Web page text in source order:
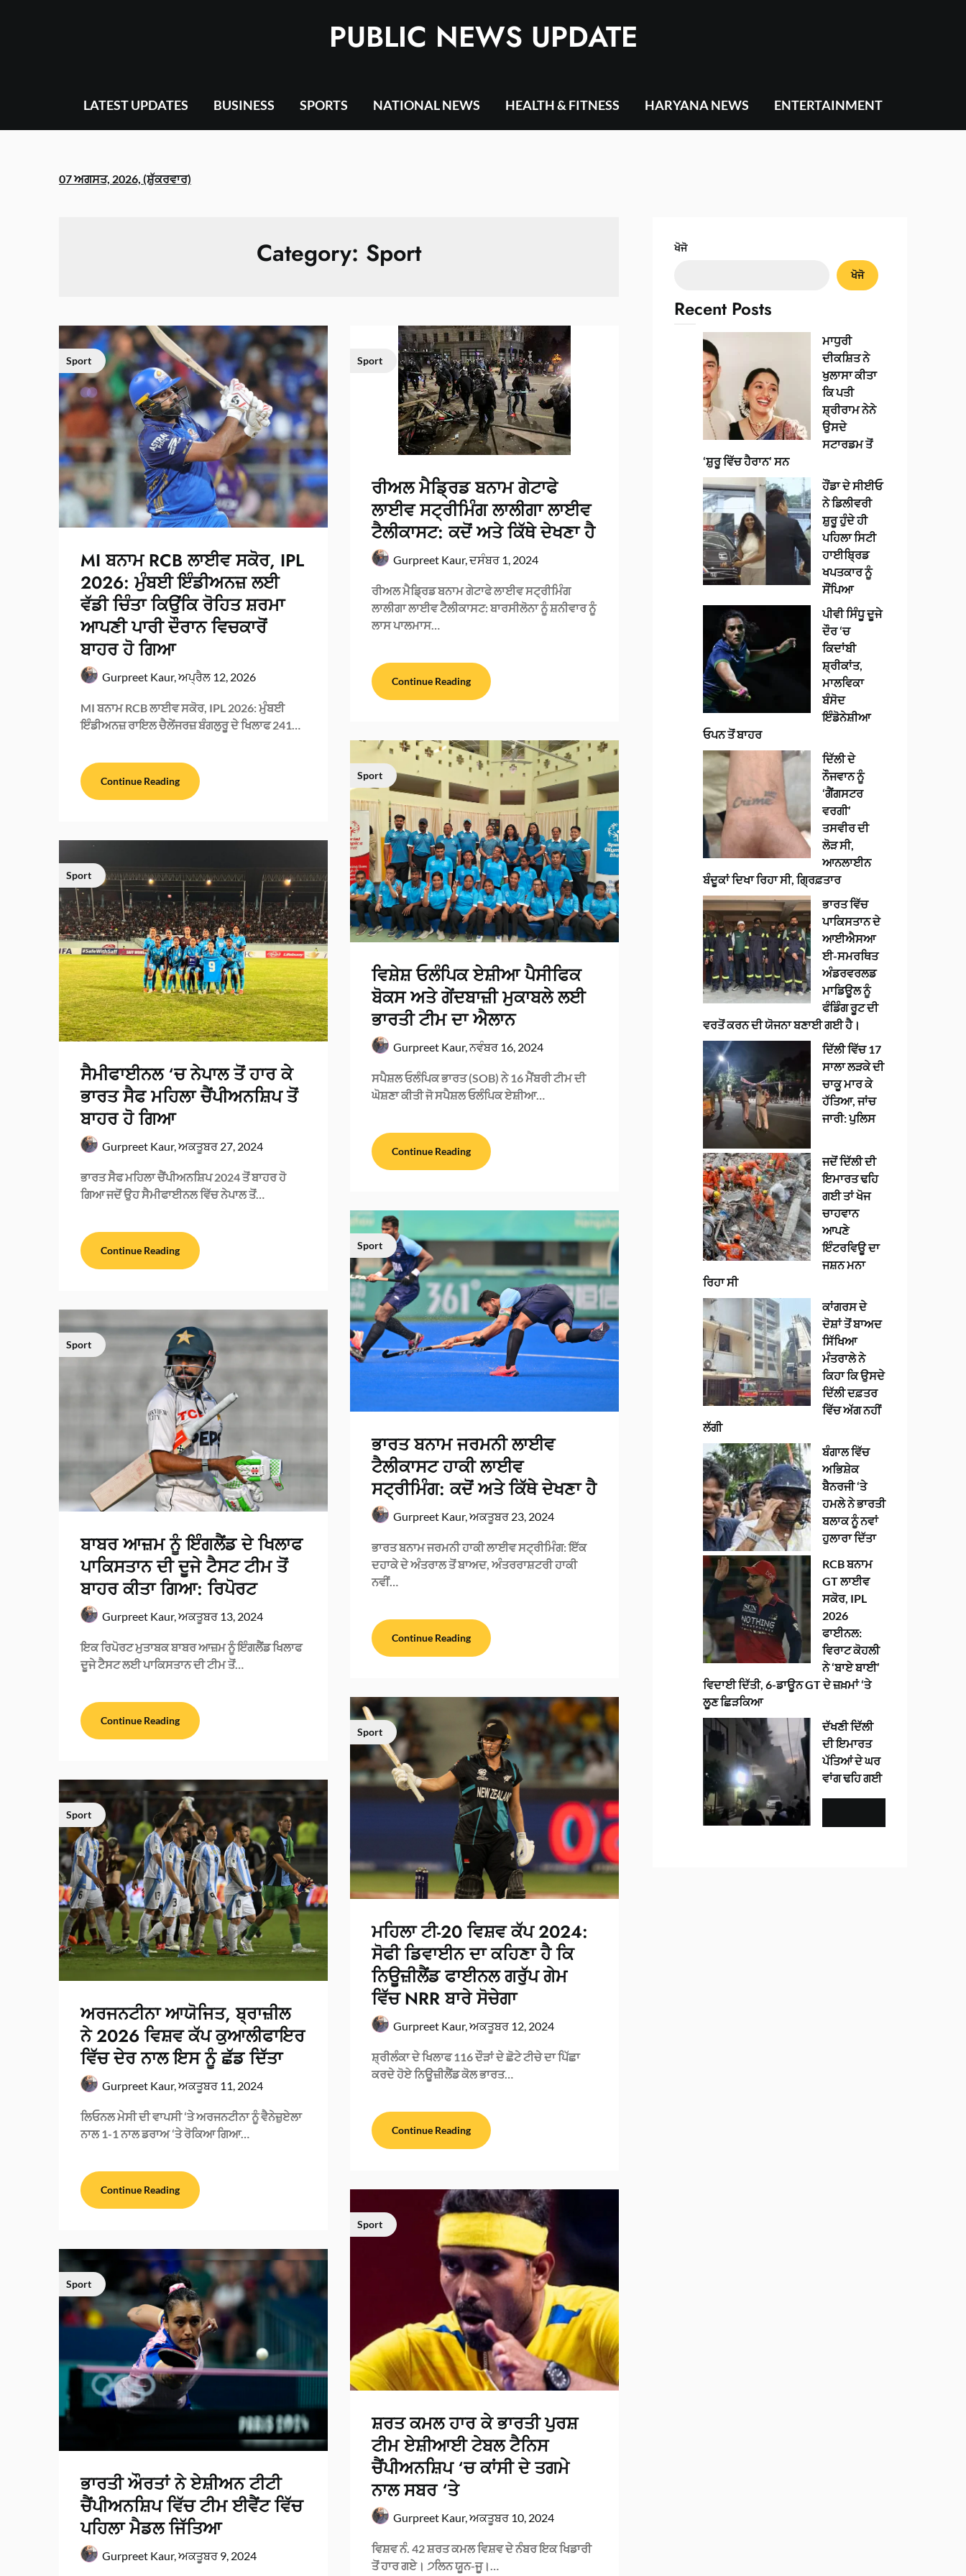
PUBLIC NEWS UPDATE
LATEST UPDATES BUSINESS SPORTS NATIONAL NEWS HEALTH & FITNESS HARYANA NEWS ENTERTAINMENT
07 ਅਗਸਤ, 2026, (ਸ਼ੁੱਕਰਵਾਰ)
Category: Sport
Sport
MI ਬਨਾਮ RCB ਲਾਈਵ ਸਕੋਰ, IPL
2026: ਮੁੰਬਈ ਇੰਡੀਅਨਜ਼ ਲਈ
ਵੱਡੀ ਚਿੰਤਾ ਕਿਉਂਕਿ ਰੋਹਿਤ ਸ਼ਰਮਾ
ਆਪਣੀ ਪਾਰੀ ਦੌਰਾਨ ਵਿਚਕਾਰੋਂ
ਬਾਹਰ ਹੋ ਗਿਆ
Gurpreet Kaur, ਅਪ੍ਰੈਲ 12, 2026
MI ਬਨਾਮ RCB ਲਾਈਵ ਸਕੋਰ, IPL 2026: ਮੁੰਬਈ
ਇੰਡੀਅਨਜ਼ ਰਾਇਲ ਚੈਲੇਂਜਰਜ਼ ਬੰਗਲੁਰੂ ਦੇ ਖਿਲਾਫ 241…
Continue Reading
Sport
ਸੈਮੀਫਾਈਨਲ ‘ਚ ਨੇਪਾਲ ਤੋਂ ਹਾਰ ਕੇ
ਭਾਰਤ ਸੈਫ ਮਹਿਲਾ ਚੈਂਪੀਅਨਸ਼ਿਪ ਤੋਂ
ਬਾਹਰ ਹੋ ਗਿਆ
Gurpreet Kaur,ਅਕਤੂਬਰ 27, 2024
ਭਾਰਤ ਸੈਫ ਮਹਿਲਾ ਚੈਂਪੀਅਨਸ਼ਿਪ 2024 ਤੋਂ ਬਾਹਰ ਹੋ
ਗਿਆ ਜਦੋਂ ਉਹ ਸੈਮੀਫਾਈਨਲ ਵਿੱਚ ਨੇਪਾਲ ਤੋਂ…
Continue Reading
Sport
ਬਾਬਰ ਆਜ਼ਮ ਨੂੰ ਇੰਗਲੈਂਡ ਦੇ ਖਿਲਾਫ
ਪਾਕਿਸਤਾਨ ਦੀ ਦੂਜੇ ਟੈਸਟ ਟੀਮ ਤੋਂ
ਬਾਹਰ ਕੀਤਾ ਗਿਆ: ਰਿਪੋਰਟ
Gurpreet Kaur, ਅਕਤੂਬਰ 13, 2024
ਇਕ ਰਿਪੋਰਟ ਮੁਤਾਬਕ ਬਾਬਰ ਆਜ਼ਮ ਨੂੰ ਇੰਗਲੈਂਡ ਖਿਲਾਫ
ਦੂਜੇ ਟੈਸਟ ਲਈ ਪਾਕਿਸਤਾਨ ਦੀ ਟੀਮ ਤੋਂ…
Continue Reading
Sport
ਅਰਜਨਟੀਨਾ ਆਯੋਜਿਤ, ਬ੍ਰਾਜ਼ੀਲ
ਨੇ 2026 ਵਿਸ਼ਵ ਕੱਪ ਕੁਆਲੀਫਾਇਰ
ਵਿੱਚ ਦੇਰ ਨਾਲ ਇਸ ਨੂੰ ਛੱਡ ਦਿੱਤਾ
Gurpreet Kaur,ਅਕਤੂਬਰ 11, 2024
ਲਿਓਨਲ ਮੇਸੀ ਦੀ ਵਾਪਸੀ ‘ਤੇ ਅਰਜਨਟੀਨਾ ਨੂੰ ਵੈਨੇਜ਼ੁਏਲਾ
ਨਾਲ 1-1 ਨਾਲ ਡਰਾਅ ‘ਤੇ ਰੋਕਿਆ ਗਿਆ…
Continue Reading
Sport
ਭਾਰਤੀ ਔਰਤਾਂ ਨੇ ਏਸ਼ੀਅਨ ਟੀਟੀ
ਚੈਂਪੀਅਨਸ਼ਿਪ ਵਿੱਚ ਟੀਮ ਈਵੈਂਟ ਵਿੱਚ
ਪਹਿਲਾ ਮੈਡਲ ਜਿੱਤਿਆ
Gurpreet Kaur,ਅਕਤੂਬਰ 9, 2024
Sport
ਰੀਅਲ ਮੈਡ੍ਰਿਡ ਬਨਾਮ ਗੇਟਾਫੇ
ਲਾਈਵ ਸਟ੍ਰੀਮਿੰਗ ਲਾਲੀਗਾ ਲਾਈਵ
ਟੈਲੀਕਾਸਟ: ਕਦੋਂ ਅਤੇ ਕਿੱਥੇ ਦੇਖਣਾ ਹੈ
Gurpreet Kaur,ਦਸੰਬਰ 1, 2024
ਰੀਅਲ ਮੈਡ੍ਰਿਡ ਬਨਾਮ ਗੇਟਾਫੇ ਲਾਈਵ ਸਟ੍ਰੀਮਿੰਗ
ਲਾਲੀਗਾ ਲਾਈਵ ਟੈਲੀਕਾਸਟ: ਬਾਰਸੀਲੋਨਾ ਨੂੰ ਸ਼ਨੀਵਾਰ ਨੂੰ
ਲਾਸ ਪਾਲਮਾਸ…
Continue Reading
Sport
ਵਿਸ਼ੇਸ਼ ਓਲੰਪਿਕ ਏਸ਼ੀਆ ਪੈਸੀਫਿਕ
ਬੋਕਸ ਅਤੇ ਗੇਂਦਬਾਜ਼ੀ ਮੁਕਾਬਲੇ ਲਈ
ਭਾਰਤੀ ਟੀਮ ਦਾ ਐਲਾਨ
Gurpreet Kaur,ਨਵੰਬਰ 16, 2024
ਸਪੈਸ਼ਲ ਓਲੰਪਿਕ ਭਾਰਤ (SOB) ਨੇ 16 ਮੈਂਬਰੀ ਟੀਮ ਦੀ
ਘੋਸ਼ਣਾ ਕੀਤੀ ਜੋ ਸਪੈਸ਼ਲ ਓਲੰਪਿਕ ਏਸ਼ੀਆ…
Continue Reading
Sport
ਭਾਰਤ ਬਨਾਮ ਜਰਮਨੀ ਲਾਈਵ
ਟੈਲੀਕਾਸਟ ਹਾਕੀ ਲਾਈਵ
ਸਟ੍ਰੀਮਿੰਗ: ਕਦੋਂ ਅਤੇ ਕਿੱਥੇ ਦੇਖਣਾ ਹੈ
Gurpreet Kaur,ਅਕਤੂਬਰ 23, 2024
ਭਾਰਤ ਬਨਾਮ ਜਰਮਨੀ ਹਾਕੀ ਲਾਈਵ ਸਟ੍ਰੀਮਿੰਗ: ਇੱਕ
ਦਹਾਕੇ ਦੇ ਅੰਤਰਾਲ ਤੋਂ ਬਾਅਦ, ਅੰਤਰਰਾਸ਼ਟਰੀ ਹਾਕੀ
ਨਵੀਂ…
Continue Reading
Sport
ਮਹਿਲਾ ਟੀ-20 ਵਿਸ਼ਵ ਕੱਪ 2024:
ਸੋਫੀ ਡਿਵਾਈਨ ਦਾ ਕਹਿਣਾ ਹੈ ਕਿ
ਨਿਊਜ਼ੀਲੈਂਡ ਫਾਈਨਲ ਗਰੁੱਪ ਗੇਮ
ਵਿੱਚ NRR ਬਾਰੇ ਸੋਚੇਗਾ
Gurpreet Kaur, ਅਕਤੂਬਰ 12, 2024
ਸ਼੍ਰੀਲੰਕਾ ਦੇ ਖਿਲਾਫ 116 ਦੌੜਾਂ ਦੇ ਛੋਟੇ ਟੀਚੇ ਦਾ ਪਿੱਛਾ
ਕਰਦੇ ਹੋਏ ਨਿਊਜ਼ੀਲੈਂਡ ਕੋਲ ਭਾਰਤ…
Continue Reading
Sport
ਸ਼ਰਤ ਕਮਲ ਹਾਰ ਕੇ ਭਾਰਤੀ ਪੁਰਸ਼
ਟੀਮ ਏਸ਼ੀਆਈ ਟੇਬਲ ਟੈਨਿਸ
ਚੈਂਪੀਅਨਸ਼ਿਪ ‘ਚ ਕਾਂਸੀ ਦੇ ਤਗਮੇ
ਨਾਲ ਸਬਰ ‘ਤੇ
Gurpreet Kaur,ਅਕਤੂਬਰ 10, 2024
ਵਿਸ਼ਵ ਨੰ. 42 ਸ਼ਰਤ ਕਮਲ ਵਿਸ਼ਵ ਦੇ ਨੰਬਰ ਇਕ ਖਿਡਾਰੀ
ਤੋਂ ਹਾਰ ਗਏ। ੭ਲਿਨ ਯੂਨ-ਜੂ।…
ਖੋਜੋ
ਖੋਜੋ
Recent Posts
ਮਾਧੁਰੀ
ਦੀਕਸ਼ਿਤ ਨੇ
ਖੁਲਾਸਾ ਕੀਤਾ
ਕਿ ਪਤੀ
ਸ਼੍ਰੀਰਾਮ ਨੇਨੇ
ਉਸਦੇ
ਸਟਾਰਡਮ ਤੋਂ
‘ਸ਼ੁਰੂ ਵਿੱਚ ਹੈਰਾਨ’ ਸਨ
ਹੌਂਡਾ ਦੇ ਸੀਈਓ
ਨੇ ਡਿਲੀਵਰੀ
ਸ਼ੁਰੂ ਹੁੰਦੇ ਹੀ
ਪਹਿਲਾ ਸਿਟੀ
ਹਾਈਬ੍ਰਿਡ
ਖਪਤਕਾਰ ਨੂੰ
ਸੌਂਪਿਆ
ਪੀਵੀ ਸਿੰਧੂ ਦੂਜੇ
ਦੌਰ ‘ਚ
ਕਿਦਾਂਬੀ
ਸ਼੍ਰੀਕਾਂਤ,
ਮਾਲਵਿਕਾ
ਬੰਸੋਦ
ਇੰਡੋਨੇਸ਼ੀਆ
ਓਪਨ ਤੋਂ ਬਾਹਰ
ਦਿੱਲੀ ਦੇ
ਨੌਜਵਾਨ ਨੂੰ
‘ਗੈਂਗਸਟਰ
ਵਰਗੀ’
ਤਸਵੀਰ ਦੀ
ਲੋੜ ਸੀ,
ਆਨਲਾਈਨ
ਬੰਦੂਕਾਂ ਦਿਖਾ ਰਿਹਾ ਸੀ, ਗ੍ਰਿਫ਼ਤਾਰ
ਭਾਰਤ ਵਿੱਚ
ਪਾਕਿਸਤਾਨ ਦੇ
ਆਈਐਸਆ
ਈ-ਸਮਰਥਿਤ
ਅੰਡਰਵਰਲਡ
ਮਾਡਿਊਲ ਨੂੰ
ਫੰਡਿੰਗ ਰੂਟ ਦੀ
ਵਰਤੋਂ ਕਰਨ ਦੀ ਯੋਜਨਾ ਬਣਾਈ ਗਈ ਹੈ।
ਦਿੱਲੀ ਵਿੱਚ 17
ਸਾਲਾ ਲੜਕੇ ਦੀ
ਚਾਕੂ ਮਾਰ ਕੇ
ਹੱਤਿਆ, ਜਾਂਚ
ਜਾਰੀ: ਪੁਲਿਸ
ਜਦੋਂ ਦਿੱਲੀ ਦੀ
ਇਮਾਰਤ ਢਹਿ
ਗਈ ਤਾਂ ਖੋਜ
ਚਾਹਵਾਨ
ਆਪਣੇ
ਇੰਟਰਵਿਊ ਦਾ
ਜਸ਼ਨ ਮਨਾ
ਰਿਹਾ ਸੀ
ਕਾਂਗਰਸ ਦੇ
ਦੋਸ਼ਾਂ ਤੋਂ ਬਾਅਦ
ਸਿੱਖਿਆ
ਮੰਤਰਾਲੇ ਨੇ
ਕਿਹਾ ਕਿ ਉਸਦੇ
ਦਿੱਲੀ ਦਫ਼ਤਰ
ਵਿੱਚ ਅੱਗ ਨਹੀਂ
ਲੱਗੀ
ਬੰਗਾਲ ਵਿੱਚ
ਅਭਿਸ਼ੇਕ
ਬੈਨਰਜੀ ‘ਤੇ
ਹਮਲੇ ਨੇ ਭਾਰਤੀ
ਬਲਾਕ ਨੂੰ ਨਵਾਂ
ਹੁਲਾਰਾ ਦਿੱਤਾ
RCB ਬਨਾਮ
GT ਲਾਈਵ
ਸਕੋਰ, IPL
2026
ਫਾਈਨਲ:
ਵਿਰਾਟ ਕੋਹਲੀ
ਨੇ ‘ਬਾਏ ਬਾਈ’
ਵਿਦਾਈ ਦਿੱਤੀ, 6-ਡਾਊਨ GT ਦੇ ਜ਼ਖ਼ਮਾਂ ‘ਤੇ
ਲੂਣ ਛਿੜਕਿਆ
ਦੱਖਣੀ ਦਿੱਲੀ
ਦੀ ਇਮਾਰਤ
ਪੱਤਿਆਂ ਦੇ ਘਰ
ਵਾਂਗ ਢਹਿ ਗਈ